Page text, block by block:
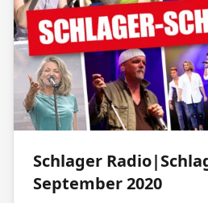
Schlager
September 2020